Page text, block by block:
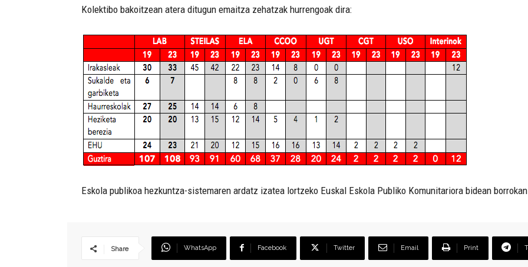
Kolektibo bakoitzean atera ditugun emaitza zehatzak hurrengoak dira:
Eskola publikoa hezkuntza-sistemaren ardatz izatea lortzeko Euskal Eskola Publiko Komunitariora bidean
Share WhatsApp Facebook Twitter Email Print